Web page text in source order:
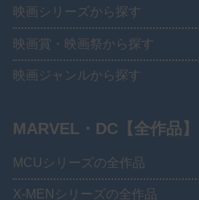
映画シリーズから探す
映画賞・映画祭から探す
映画ジャンルから探す
MARVEL・DC【全作品】
MCUシリーズの全作品
X-MENシリーズの全作品